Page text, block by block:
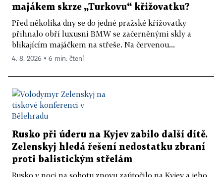
majákem skrze „Turkovu“ křižovatku?
Před několika dny se do jedné pražské křižovatky
přihnalo obří luxusní BMW se začerněnými skly a
blikajícím majáčkem na střeše. Na červenou...
4. 8. 2026 ▪ 6 min. čtení
Rusko při úderu na Kyjev zabilo další dítě.
Zelenskyj hledá řešení nedostatku zbraní
proti balistickým střelám
Rusko v noci na sobotu znovu zaútočilo na Kyjev a jeho